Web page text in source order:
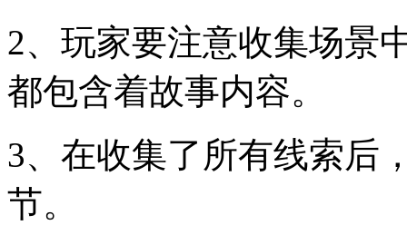
2、玩家要注意收集场景
都包含着故事内容。
3、在收集了所有线索后
节。